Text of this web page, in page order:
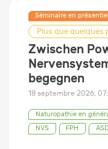
Séminaire en présentiel
Plus que quelques
Zwischen
begegnen
18 septembre 2026
Naturopathie en
NVS
FPH ASD